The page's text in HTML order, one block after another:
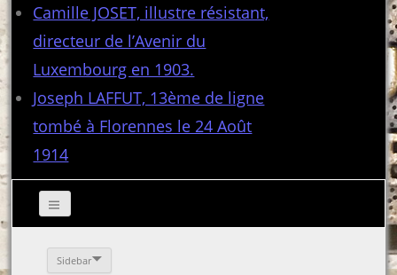
Camille JOSET, illustre résistant,
directeur de l’Avenir du
Luxembourg en 1903.
Joseph LAFFUT, 13ème de ligne
tombé à Florennes le 24 Août
1914
Sidebar